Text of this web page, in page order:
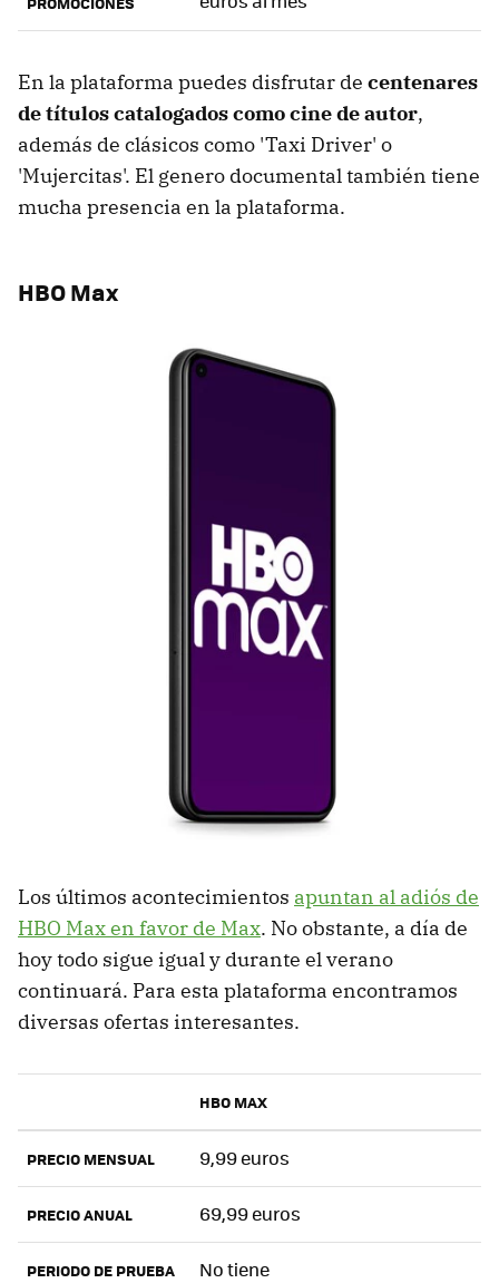
En la plataforma puedes disfrutar de centenares
de títulos catalogados como cine de autor,
además de clásicos como 'Taxi Driver' o
'Mujercitas'. El genero documental también tiene
mucha presencia en la plataforma.
HBO Max
Los últimos acontecimientos apuntan al adiós de
HBO Max en favor de Max. No obstante, a día de
hoy todo sigue igual y durante el verano
continuará. Para esta plataforma encontramos
diversas ofertas interesantes.
HBO MAX
PRECIO MENSUAL 9,99 euros
PRECIO ANUAL 69,99 euros
PERIODO DE PRUEBA
No tiene